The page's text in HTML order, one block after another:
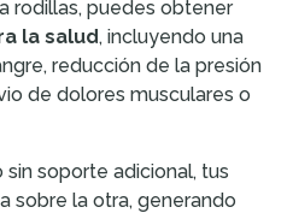
rodillas, puedes obtener
la salud, incluyendo una
reducción de la presión
de dolores musculares o
soporte adicional, tus
sobre la otra, generando